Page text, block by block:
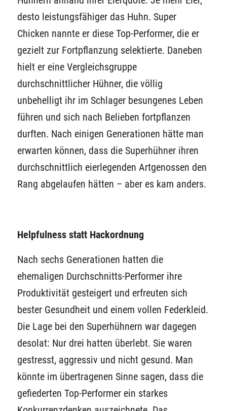
desto leistungsfähiger das Huhn. Super
Chicken nannte er diese Top-Performer, die er
gezielt zur Fortpflanzung selektierte. Daneben
hielt er eine Vergleichsgruppe
durchschnittlicher Hühner, die völlig
unbehelligt ihr im Schlager besungenes Leben
führen und sich nach Belieben fortpflanzen
durften. Nach einigen Generationen hätte man
erwarten können, dass die Superhühner ihren
durchschnittlich eierlegenden Artgenossen den
Rang abgelaufen hätten – aber es kam anders.
Helpfulness statt Hackordnung
Nach sechs Generationen hatten die
ehemaligen Durchschnitts-Performer ihre
Produktivität gesteigert und erfreuten sich
bester Gesundheit und einem vollen Federkleid.
Die Lage bei den Superhühnern war dagegen
desolat: Nur drei hatten überlebt. Sie waren
gestresst, aggressiv und nicht gesund. Man
könnte im übertragenen Sinne sagen, dass die
gefiederten Top-Performer ein starkes